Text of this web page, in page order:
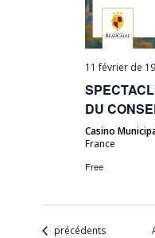
11 février de
DU
Casino
France
Free
Évènements
précédents